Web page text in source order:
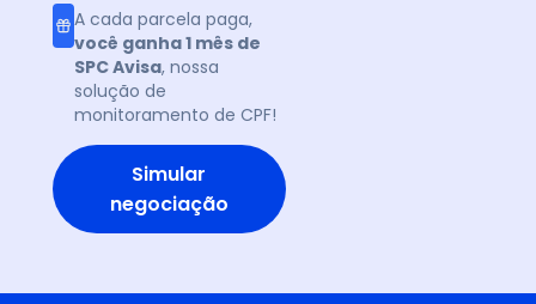
A cada parcela paga,
você ganha 1 mês de
SPC Avisa, nossa
solução de
monitoramento de CPF!
Simular
negociação